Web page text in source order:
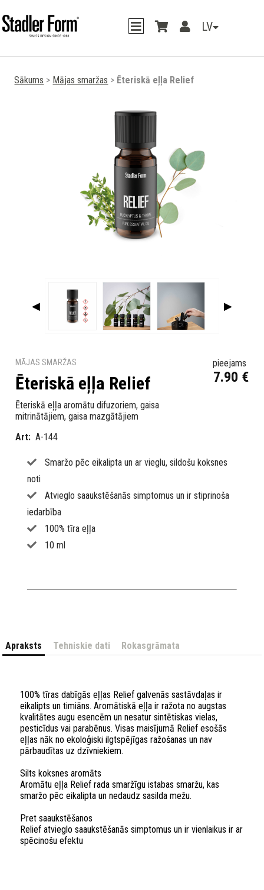
LV
Sākums > Mājas smaržas > Ēteriskā eļļa Relief
◀ ▶
MĀJAS SMARŽAS
Ēteriskā eļļa Relief
Ēteriskā eļļa aromātu difuzoriem, gaisa
mitrinātājiem, gaisa mazgātājiem
pieejams
7.90 €
Art: A-144
Smaržo pēc eikalipta un ar vieglu, sildošu koksnes
noti
Atvieglo saaukstēšanās simptomus un ir stiprinoša
iedarbība
100% tīra eļļa
10 ml
Apraksts Tehniskie dati Rokasgrāmata
100% tīras dabīgās eļļas Relief galvenās sastāvdaļas ir
eikalipts un timiāns. Aromātiskā eļļa ir ražota no augstas
kvalitātes augu esencēm un nesatur sintētiskas vielas,
pesticīdus vai parabēnus. Visas maisījumā Relief esošās
eļļas nāk no ekoloģiski ilgtspējīgas ražošanas un nav
pārbaudītas uz dzīvniekiem.
Silts koksnes aromāts
Aromātu eļļa Relief rada smaržīgu istabas smaržu, kas
smaržo pēc eikalipta un nedaudz sasilda mežu.
Pret saaukstēšanos
Relief atvieglo saaukstēšanās simptomus un ir vienlaikus ir ar
spēcinošu efektu